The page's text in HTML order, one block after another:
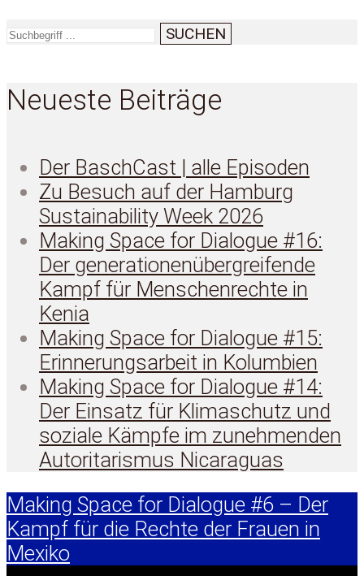
SUCHEN
Neueste Beiträge
Der BaschCast | alle Episoden
Zu Besuch auf der Hamburg
Sustainability Week 2026
Making Space for Dialogue #16:
Der generationenübergreifende
Kampf für Menschenrechte in
Kenia
Making Space for Dialogue #15:
Erinnerungsarbeit in Kolumbien
Making Space for Dialogue #14:
Der Einsatz für Klimaschutz und
soziale Kämpfe im zunehmenden
Autoritarismus Nicaraguas
Making Space for Dialogue #6 – Der
Kampf für die Rechte der Frauen in
Mexiko